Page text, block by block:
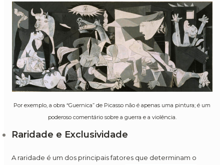
Por exemplo, a obra “Guernica” de Picasso não é apenas uma pintura; é um
poderoso comentário sobre a guerra e a violência.
Raridade e Exclusividade
A raridade é um dos principais fatores que determinam o